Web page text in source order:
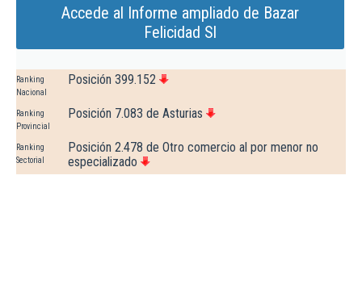
Accede al Informe ampliado de Bazar
Felicidad Sl
Ranking
Nacional
Posición 399.152
Ranking
Provincial
Posición 7.083 de Asturias
Ranking
Sectorial
Posición 2.478 de Otro comercio al por menor no
especializado